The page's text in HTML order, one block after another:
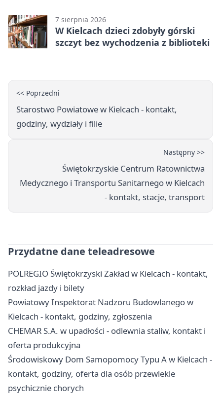
7 sierpnia 2026
W Kielcach dzieci zdobyły górski
szczyt bez wychodzenia z biblioteki
<< Poprzedni
Starostwo Powiatowe w Kielcach - kontakt,
godziny, wydziały i filie
Następny >>
Świętokrzyskie Centrum Ratownictwa
Medycznego i Transportu Sanitarnego w Kielcach
- kontakt, stacje, transport
Przydatne dane teleadresowe
POLREGIO Świętokrzyski Zakład w Kielcach - kontakt,
rozkład jazdy i bilety
Powiatowy Inspektorat Nadzoru Budowlanego w
Kielcach - kontakt, godziny, zgłoszenia
CHEMAR S.A. w upadłości - odlewnia staliw, kontakt i
oferta produkcyjna
Środowiskowy Dom Samopomocy Typu A w Kielcach -
kontakt, godziny, oferta dla osób przewlekle
psychicznie chorych